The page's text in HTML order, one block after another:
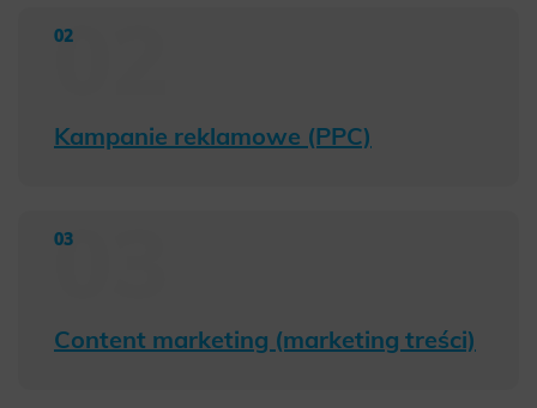
Kampanie reklamowe (PPC)
Content marketing (marketing treści)